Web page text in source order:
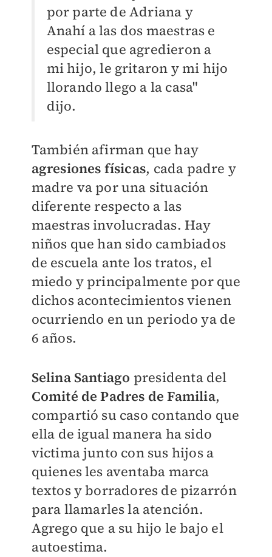
por parte de Adriana y
Anahí a las dos maestras e
especial que agredieron a
mi hijo, le gritaron y mi hijo
llorando llego a la casa"
dijo.
También afirman que hay
agresiones físicas, cada padre y
madre va por una situación
diferente respecto a las
maestras involucradas. Hay
niños que han sido cambiados
de escuela ante los tratos, el
miedo y principalmente por que
dichos acontecimientos vienen
ocurriendo en un periodo ya de
6 años.
Selina Santiago presidenta del
Comité de Padres de Familia,
compartió su caso contando que
ella de igual manera ha sido
victima junto con sus hijos a
quienes les aventaba marca
textos y borradores de pizarrón
para llamarles la atención.
Agrego que a su hijo le bajo el
autoestima.